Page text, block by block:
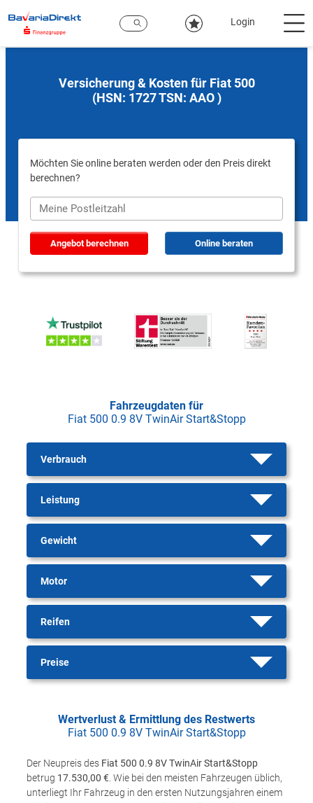
Hauptinhalt
Login
Versicherung & Kosten für Fiat 500
(HSN: 1727 TSN: AAO )
Möchten Sie online beraten werden oder den Preis direkt
berechnen?
Angebot berechnen Online beraten
Fahrzeugdaten für
Fiat 500 0.9 8V TwinAir Start&Stopp
Verbrauch
Leistung
Gewicht
Motor
Reifen
Preise
Wertverlust & Ermittlung des Restwerts
Fiat 500 0.9 8V TwinAir Start&Stopp
Der Neupreis des Fiat 500 0.9 8V TwinAir Start&Stopp
betrug 17.530,00 € . Wie bei den meisten Fahrzeugen üblich,
unterliegt Ihr Fahrzeug in den ersten Nutzungsjahren einem